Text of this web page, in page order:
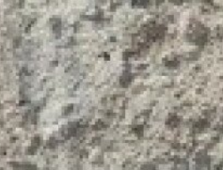
GEOPARKOK
KAPCSOLAT